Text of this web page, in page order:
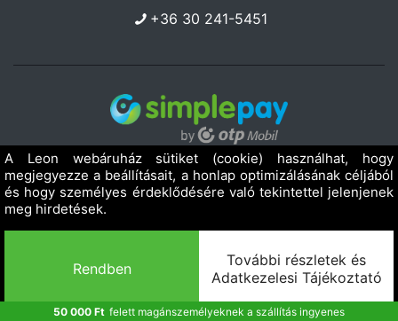
+36 30 241-5451
Copyright 2019 - 2026. LEON Kereskedelmi Szolgáltató Kft.
Powered by Adamante
50 000 Ft felett magánszemélyeknek a szállítás ingyenes